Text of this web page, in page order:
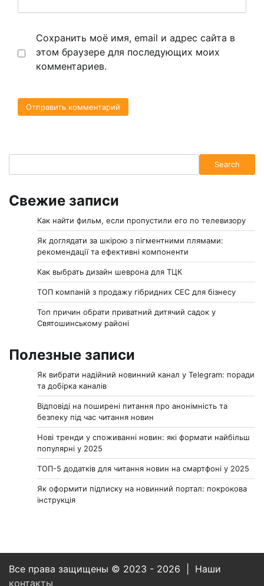
Сохранить моё имя, email и адрес сайта в
этом браузере для последующих моих
комментариев.
Search
Свежие записи
Как найти фильм, если пропустили его по телевизору
Як доглядати за шкірою з пігментними плямами:
рекомендації та ефективні компоненти
Как выбрать дизайн шеврона для ТЦК
ТОП компаній з продажу гібридних СЕС для бізнесу
Топ причин обрати приватний дитячий садок у
Святошинському районі
Полезные записи
Як вибрати надійний новинний канал у Telegram: поради
та добірка каналів
Відповіді на поширені питання про анонімність та
безпеку під час читання новин
Нові тренди у споживанні новин: які формати найбільш
популярні у 2025
ТОП-5 додатків для читання новин на смартфоні у 2025
Як оформити підписку на новинний портал: покрокова
інструкція
Все права защищены © 2023 - 2026 | Наши
контакты